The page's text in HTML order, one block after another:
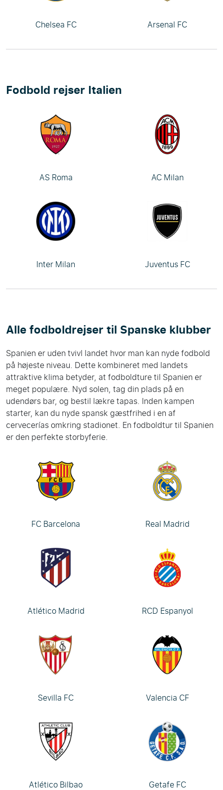
Chelsea FC Arsenal FC
Fodbold rejser Italien
AS Roma AC Milan
Inter Milan Juventus FC
Alle fodboldrejser til Spanske klubber
Spanien er uden tvivl landet hvor man kan nyde fodbold
på højeste niveau. Dette kombineret med landets
attraktive klima betyder, at fodboldture til Spanien er
meget populære. Nyd solen, tag din plads på en
udendørs bar, og bestil lækre tapas. Inden kampen
starter, kan du nyde spansk gæstfrihed i en af
cervecerías omkring stadionet. En fodboldtur til Spanien
er den perfekte storbyferie.
FC Barcelona Real Madrid
Atlético Madrid RCD Espanyol
Sevilla FC Valencia CF
Atlético Bilbao Getafe FC